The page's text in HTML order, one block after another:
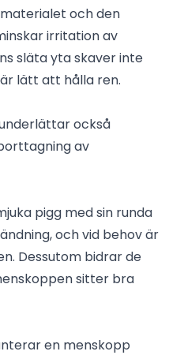
och den
irritation av
släta yta skaver inte
lätt att hålla ren.
också
av
pigg med sin runda
och vid behov är
Dessutom bidrar de
sitter bra
en menskopp